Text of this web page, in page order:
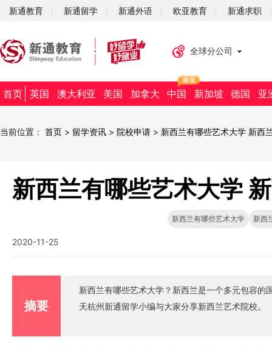
新通教育 新通留学 新通外语 欧亚教育 新通求职
全球分公司
首页 英国 澳大利亚 美国 加拿大 中国 新加坡 德国 亚
当前位置： 首页 > 留学资讯 > 院校申请 > 新西兰有哪些艺术大学 新西
新西兰有哪些艺术大学
新西兰有哪些艺术大学 新西
2020-11-25
摘要
新西兰有哪些艺术大学？新西兰是一个多元包容
天杭州新通留学小编与大家分享新西兰艺术院校。